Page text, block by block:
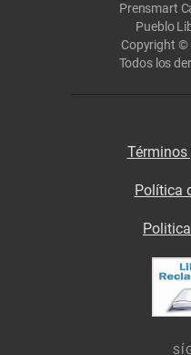
Prensmart
Pueblo
Copyright ©
Todos los
Términos
Política